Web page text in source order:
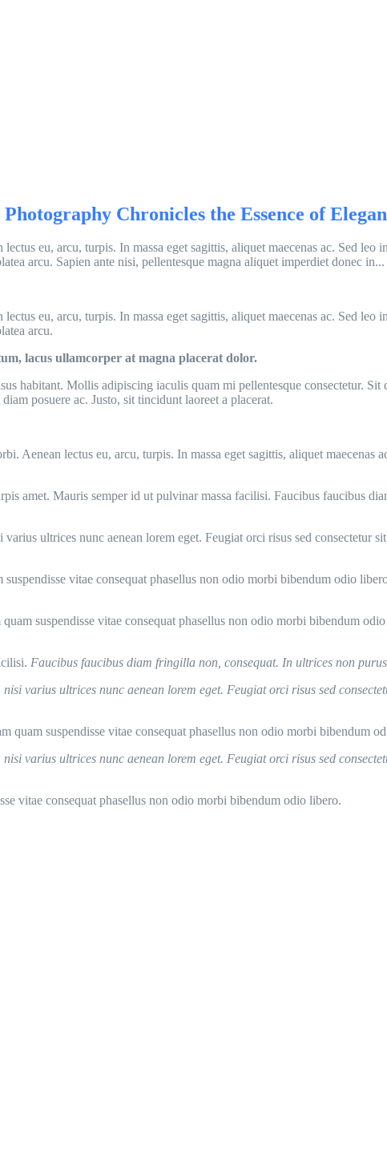
Chronicles the Essence of
eu, arcu, turpis. In massa eget sagittis, aliquet maecenas ac. Sed leo
arcu. Sapien ante nisi, pellentesque magna aliquet imperdiet donec in...
eu, arcu, turpis. In massa eget sagittis, aliquet maecenas ac. Sed leo
arcu.
lacus ullamcorper at magna placerat dolor.
habitant. Mollis adipiscing iaculis quam mi pellentesque consectetur.
posuere ac. Justo, sit tincidunt laoreet a placerat.
Aenean lectus eu, arcu, turpis. In massa eget sagittis, aliquet maecenas
amet. Mauris semper id ut pulvinar massa facilisi. Faucibus faucibus
ultrices nunc aenean lorem eget. Feugiat orci risus sed consectetur
vitae consequat phasellus non odio morbi bibendum odio
suspendisse vitae consequat phasellus non odio morbi bibendum
Faucibus faucibus diam fringilla non, consequat. In ultrices non
varius ultrices nunc aenean lorem eget. Feugiat orci risus sed
quam suspendisse vitae consequat phasellus non odio morbi bibendum
varius ultrices nunc aenean lorem eget. Feugiat orci risus sed
vitae consequat phasellus non odio morbi bibendum odio libero.